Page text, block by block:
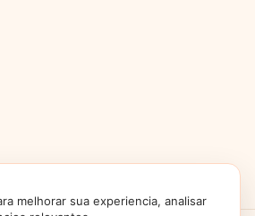
melhorar sua experiencia, analisar